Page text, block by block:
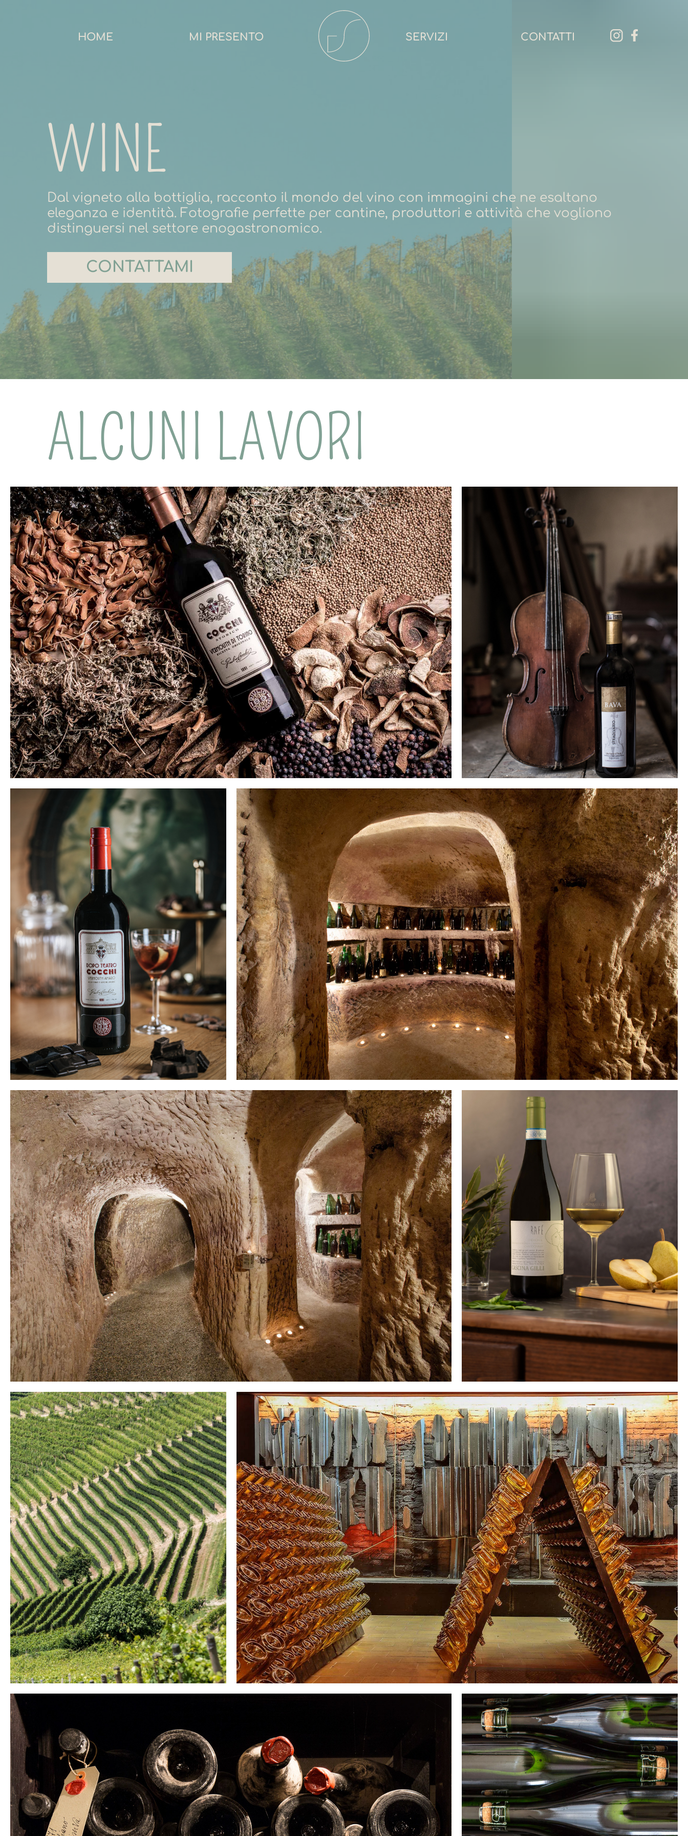
CONTATTI
MI PRESENTO SERVIZI
HOME
Dal vigneto alla bottiglia, racconto il mondo del vino con immagini che ne esaltano
eleganza e identità. Fotografie perfette per cantine, produttori e attività che vogliono
distinguersi nel settore enogastronomico.
WINE
CONTATTAMI
ALCUNI LAVORI